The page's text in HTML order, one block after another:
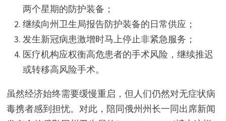
两个星期的防护装备；
继续向州卫生局报告防护装备的日常供应；
发生新冠病患激增时马上停止非紧急服务；
医疗机构应权衡高危患者的手术风险，继续推迟
或转移高风险手术。
虽然经济始终需要缓慢重启，但人们仍然对无症状病
毒携者感到担忧。对此，陪同俄州州长一同出席新闻